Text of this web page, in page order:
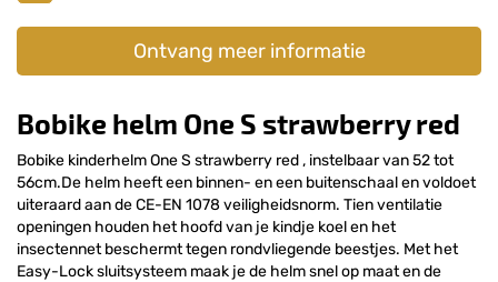
Ontvang meer informatie
Bobike helm One S strawberry red
Bobike kinderhelm One S strawberry red , instelbaar van 52 tot
56cm.De helm heeft een binnen- en een buitenschaal en voldoet
uiteraard aan de CE-EN 1078 veiligheidsnorm. Tien ventilatie
openingen houden het hoofd van je kindje koel en het
insectennet beschermt tegen rondvliegende beestjes. Met het
Easy-Lock sluitsysteem maak je de helm snel op maat en de